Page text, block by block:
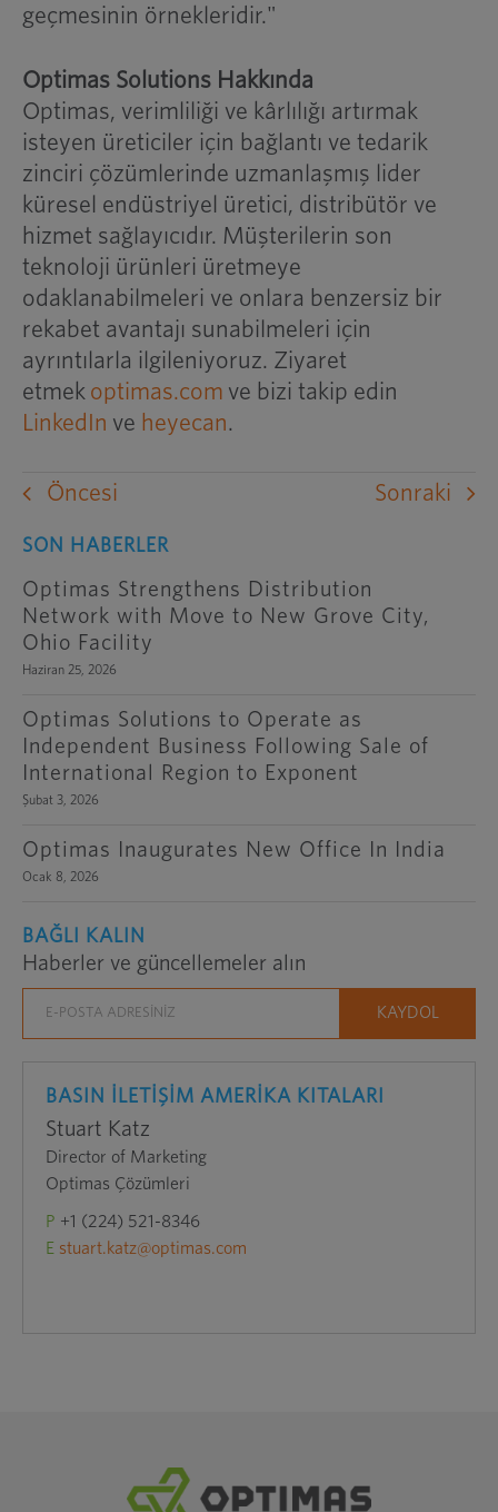
geçmesinin örnekleridir."
Optimas Solutions Hakkında
Optimas, verimliliği ve kârlılığı artırmak
isteyen üreticiler için bağlantı ve tedarik
zinciri çözümlerinde uzmanlaşmış lider
küresel endüstriyel üretici, distribütör ve
hizmet sağlayıcıdır. Müşterilerin son
teknoloji ürünleri üretmeye
odaklanabilmeleri ve onlara benzersiz bir
rekabet avantajı sunabilmeleri için
ayrıntılarla ilgileniyoruz. Ziyaret
etmek optimas.com ve bizi takip edin
LinkedIn ve heyecan.
Öncesi Sonraki
SON HABERLER
Optimas Strengthens Distribution
Network with Move to New Grove City,
Ohio Facility
Haziran 25, 2026
Optimas Solutions to Operate as
Independent Business Following Sale of
International Region to Exponent
Şubat 3, 2026
Optimas Inaugurates New Office In India
Ocak 8, 2026
BAĞLI KALIN
Haberler ve güncellemeler alın
BASIN İLETİŞİM AMERİKA KITALARI
Stuart Katz
Director of Marketing
Optimas Çözümleri
P +1 (224) 521-8346
E stuart.katz@optimas.com